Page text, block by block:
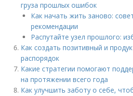
груза прошлых ошибок
Как начать жить заново:
рекомендации
Распутайте узел прошлого:
Как создать позитивный и
распорядок
Какие стратегии помогают
на протяжении всего года
Как улучшить заботу о себе,